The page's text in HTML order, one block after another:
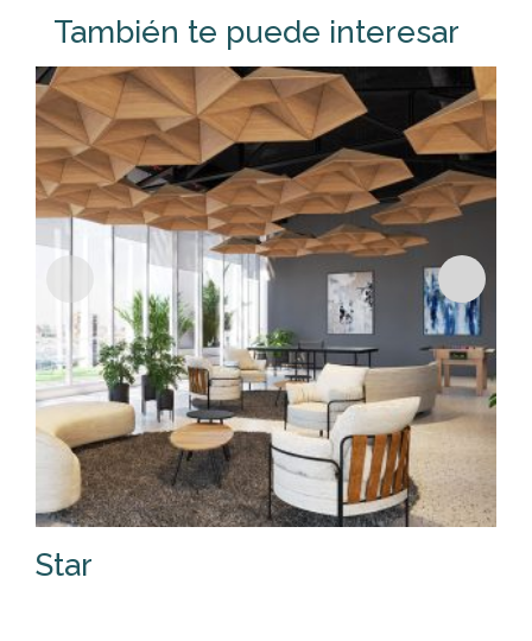
También te puede interesar
Star